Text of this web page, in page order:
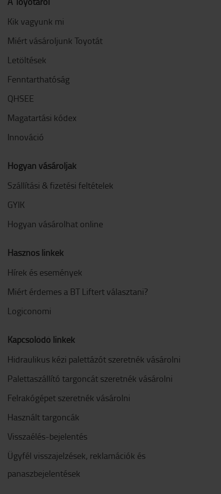
Kik vagyunk mi
Miért vásároljunk Toyotát
Letöltések
Fenntarthatóság
QHSEE
Magatartási kódex
Innováció
Hogyan vásároljak
Szállítási & fizetési feltételek
GYIK
Hogyan vásárolhat online
Hasznos linkek
Hírek és események
Miért érdemes a BT Liftert választani?
Logiconomi
Kapcsolódó linkek
Hidraulikus kézi palettázót szeretnék vásárolni
Palettaszállító targoncát szeretnék vásárolni
Felrakógépet szeretnék vásárolni
Használt targoncák
Visszaélés-bejelentés
Ügyfél visszajelzések, reklamációk és
panaszbejelentések